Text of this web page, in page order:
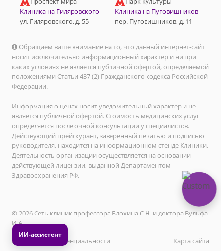
Клиника на Гиляровского
ул. Гиляровского, д. 55
Клиника на Пуговишников
пер. Пуговишников, д. 11
Обращаем ваше внимание на то, что данный интернет-сайт
носит исключительно информационный характер и ни при
каких условиях не является публичной офертой, определяемой
положениями Статьи 437 (2) Гражданского кодекса Российской
Федерации.
Информация о ценах носит уведомительный характер и не
является публичной офертой. Стоимость медицинских услуг
определяется после очной консультации у специалистов.
Действующий прейскурант, заверенный печатью и подписью
руководителя, находится на информационном стенде Клиники.
Деятельность организации осуществляется на основании
действующей лицензии, выданной Департаментом
Здравоохранения РФ.
© 2026 Сеть клиник профессора Блохина С.Н. и доктора Вульфа
И.А.
Политика конфиденциальности
Карта сайта